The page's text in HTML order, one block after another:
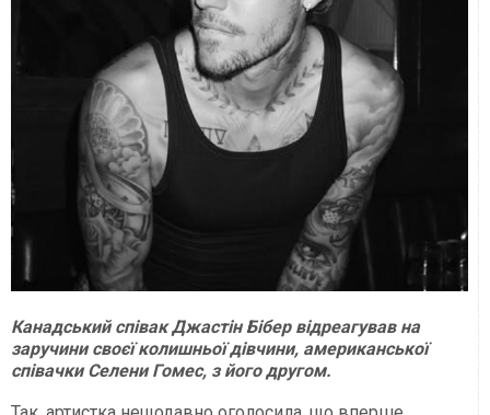
Канадський співак Джастін Бібер відреагував на
заручини своєї колишньої дівчини, американської
співачки Селени Гомес, з його другом.